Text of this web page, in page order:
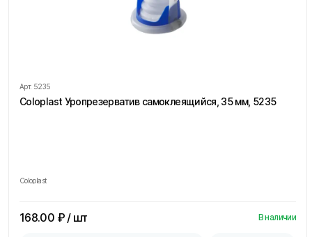
Арт. 5235
Coloplast Уропрезерватив самоклеящийся, 35 мм, 5235
Coloplast
168.00 ₽ / шт В наличии